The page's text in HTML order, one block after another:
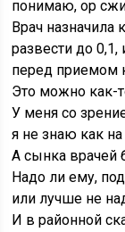
понимаю, ор
Врач назначила
развести до
перед приемом
Это можно как-
У меня со
я не знаю как на
А сынка врачей
Надо ли ему,
или лучше не
И в районной